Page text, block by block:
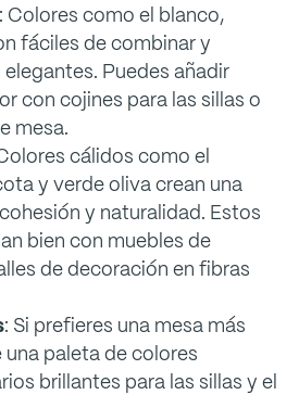
: Colores como el blanco,
fáciles de combinar y
Puedes añadir
con cojines para las sillas o
mesa.
cálidos como el
y verde oliva crean una
y naturalidad. Estos
bien con muebles de
de decoración en fibras
: Si prefieres una mesa más
paleta de colores
brillantes para las sillas y el